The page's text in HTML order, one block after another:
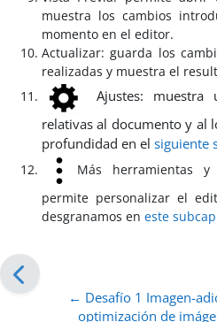
muestra los cambios
momento en el editor.
Actualizar: guarda los
realizadas y muestra el
Ajustes: muestra
relativas al documento y al
profundidad en el siguiente
Más herramientas
permite personalizar el
desgranamos en este
← Desafío 1 Imagen-
optimización de